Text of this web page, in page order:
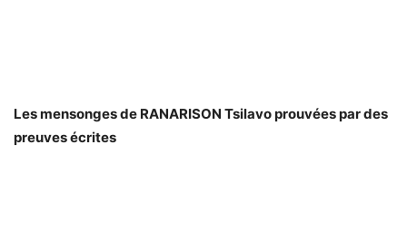
Les mensonges de RANARISON Tsilavo prouvées par des
preuves écrites